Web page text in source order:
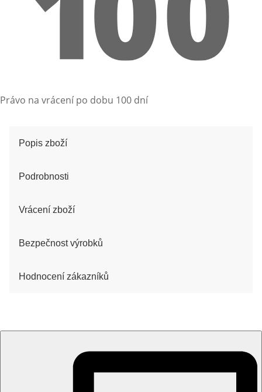
Právo na vrácení po dobu 100 dní
Popis zboží
Podrobnosti
Vrácení zboží
Bezpečnost výrobků
Hodnocení zákazníků